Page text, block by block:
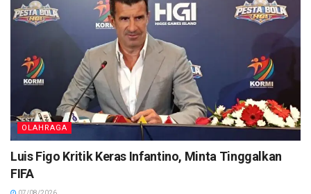
OLAHRAGA
Luis Figo Kritik Keras Infantino, Minta Tinggalkan
FIFA